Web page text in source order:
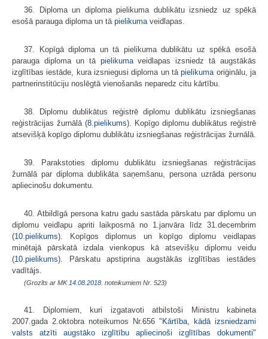
36. Diploma un diploma pielikuma dublikātu izsniedz uz spēkā
esošā parauga diploma un tā pielikumaveidlapas.
37. Kopīgā diploma un tā pielikuma dublikātu uz spēkā esošā
parauga diploma un tā pielikumaveidlapas izsniedz tā augstākās
izglītības iestāde, kura izsniegusi diploma un tāpielikumaoriģinālu, ja
partnerinstitūciju noslēgtā vienošanās neparedz citu kārtību.
38. Diplomu dublikātus reģistrē diplomu dublikātu izsniegšanas
reģistrācijas žurnālā (8.pielikums). Kopīgo diplomu dublikātus reģistrē
atsevišķā kopīgo diplomu dublikātu izsniegšanas reģistrācijas žurnālā.
39. Parakstoties diplomu dublikātu izsniegšanas reģistrācijas
žurnālā par diploma dublikāta saņemšanu, persona uzrāda personu
apliecinošu dokumentu.
40. Atbildīgā persona katru gadu sastāda pārskatu par diplomu un
diplomu veidlapu apriti laikposmā no 1.janvāra līdz 31.decembrim
(10.pielikums). Kopīgos diplomus un kopīgo diplomu veidlapas
minētajā pārskatā izdala vienkopus kā atsevišķu diplomu veidu
(10.pielikums). Pārskatu apstiprina augstākās izglītības iestādes
vadītājs.
(Grozīts ar MK 14.08.2018. noteikumiem Nr. 523)
41. Diplomiem, kuri izgatavoti atbilstoši Ministru kabineta
2007.gada 2.oktobra noteikumos Nr.656 " Kārtība, kādā izsniedzami
valsts atzīti augstāko izglītību apliecinoši izglītības dokumenti"